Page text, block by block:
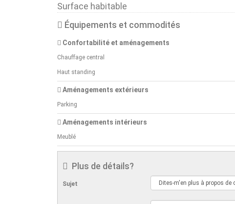
Surface habitable
Équipements et commodités
Confortabilité et aménagements
Chauffage central
Haut standing
Aménagements extérieurs
Parking
Aménagements intérieurs
Meublé
Plus de détails?
Sujet